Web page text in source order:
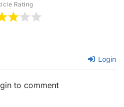
Rating
Login
to comment